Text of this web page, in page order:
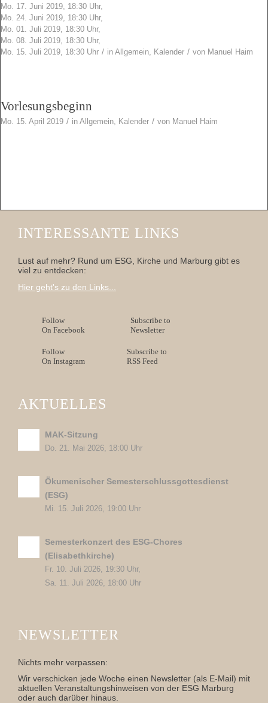
Mo. 17. Juni 2019, 18:30 Uhr,
Mo. 24. Juni 2019, 18:30 Uhr,
Mo. 01. Juli 2019, 18:30 Uhr,
Mo. 08. Juli 2019, 18:30 Uhr,
Mo. 15. Juli 2019, 18:30 Uhr / in Allgemein Kalender / von Manuel Haim
Vorlesungsbeginn
Mo. 15. April 2019 / in Allgemein Kalender / von Manuel Haim
INTERESSANTE LINKS
Lust auf mehr? Rund um ESG, Kirche und Marburg gibt es
viel zu entdecken:
Hier geht's zu den Links...
Follow
On Facebook
Subscribe to
Newsletter
Follow
On Instagram
Subscribe to
RSS Feed
AKTUELLES
MAK-Sitzung
Do. 21. Mai 2026, 18:00 Uhr
Ökumenischer Semesterschlussgottesdienst
(ESG)
Mi. 15. Juli 2026, 19:00 Uhr
Semesterkonzert des ESG-Chores
(Elisabethkirche)
Fr. 10. Juli 2026, 19:30 Uhr,
Sa. 11. Juli 2026, 18:00 Uhr
NEWSLETTER
Nichts mehr verpassen:
Wir verschicken jede Woche einen Newsletter (als E-Mail) mit
aktuellen Veranstaltungshinweisen von der ESG Marburg
oder auch darüber hinaus.